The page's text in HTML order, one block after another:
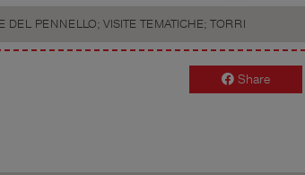
PENNELLO; VISITE TEMATICHE; TORRI
Share